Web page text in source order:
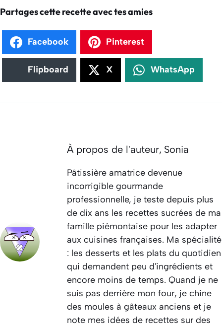
Partages cette recette avec tes amies
Facebook Pinterest
Flipboard X WhatsApp
À propos de l'auteur, Sonia
Pâtissière amatrice devenue
incorrigible gourmande
professionnelle, je teste depuis plus
de dix ans les recettes sucrées de ma
famille piémontaise pour les adapter
aux cuisines françaises. Ma spécialité
: les desserts et les plats du quotidien
qui demandent peu d'ingrédients et
encore moins de temps. Quand je ne
suis pas derrière mon four, je chine
des moules à gâteaux anciens et je
note mes idées de recettes sur des